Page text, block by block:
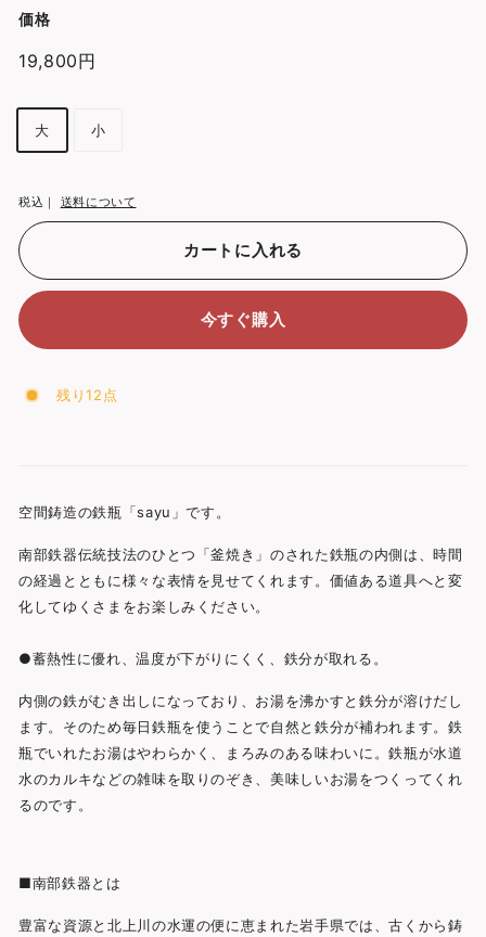
価格
通
価
19,800円
類
大 小
税込｜ 送料について
カートに入れる
今すぐ購入
残り12点
空間鋳造の鉄瓶「sayu」です。
南部鉄器伝統技法のひとつ「釜焼き」のされた鉄瓶の内側は、時間
の経過とともに様々な表情を見せてくれます。価値ある道具へと変
化してゆくさまをお楽しみください。
●蓄熱性に優れ、温度が下がりにくく、鉄分が取れる。
内側の鉄がむき出しになっており、お湯を沸かすと鉄分が溶けだし
ます。そのため毎日鉄瓶を使うことで自然と鉄分が補われます。鉄
瓶でいれたお湯はやわらかく、まろみのある味わいに。鉄瓶が水道
水のカルキなどの雑味を取りのぞき、美味しいお湯をつくってくれ
るのです。
■南部鉄器とは
豊富な資源と北上川の水運の便に恵まれた岩手県では、古くから鋳